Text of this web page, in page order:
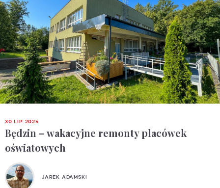
30 LIP 2025
Będzin – wakacyjne remonty placówek
oświatowych
JAREK ADAMSKI